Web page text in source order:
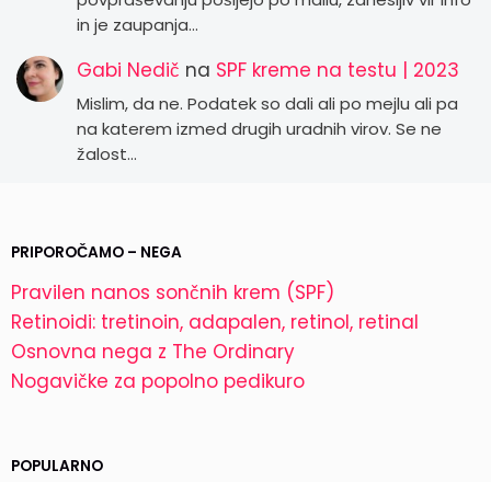
in je zaupanja…
Gabi Nedič na SPF kreme na testu | 2023
Mislim, da ne. Podatek so dali ali po mejlu ali pa
na katerem izmed drugih uradnih virov. Se ne
žalost…
PRIPOROČAMO – NEGA
Pravilen nanos sončnih krem (SPF)
Retinoidi: tretinoin, adapalen, retinol, retinal
Osnovna nega z The Ordinary
Nogavičke za popolno pedikuro
POPULARNO